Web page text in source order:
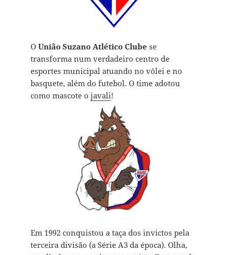
O União Suzano Atlético Clube se
transforma num verdadeiro centro de
esportes municipal atuando no vôlei e no
basquete, além do futebol. O time adotou
como mascote o javali!
Em 1992 conquistou a taça dos invictos pela
terceira divisão (a Série A3 da época). Olha,